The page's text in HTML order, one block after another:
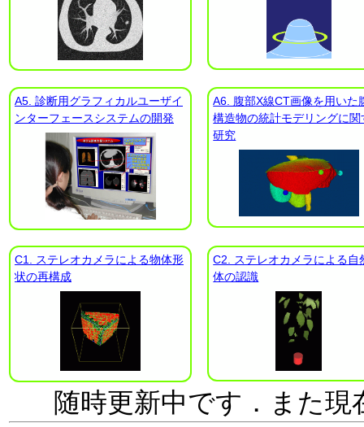
A5. 診断用グラフィカルユーザイ
ンターフェースシステムの開発
A6. 腹部X線CT画像を用いた
構造物の統計モデリングに関
研究
C1. ステレオカメラによる物体形
状の再構成
C2. ステレオカメラによる自
体の認識
随時更新中です．また